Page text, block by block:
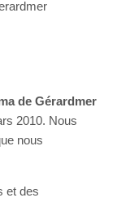
de Gérardmer
2010. Nous
nous
et des